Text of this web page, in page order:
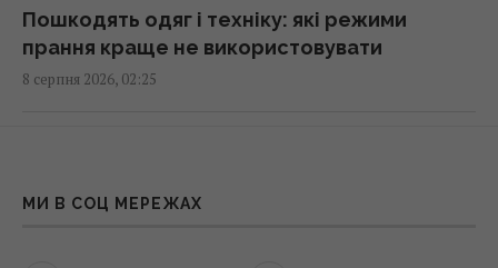
Полуниця проти лохини: дослідження
показало, в якій ягоді більше поживних
речовин
православний календар на серпень 2026
Пошкодять одяг і техніку: які режими
прання краще не використовувати
8 серпня 2026, 02:25
8 серпня 2026, 01:56
МИ В СОЦ МЕРЕЖАХ